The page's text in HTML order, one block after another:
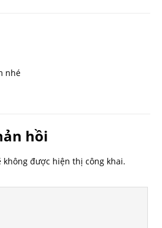
nhé
hồi
được hiện thị công khai.